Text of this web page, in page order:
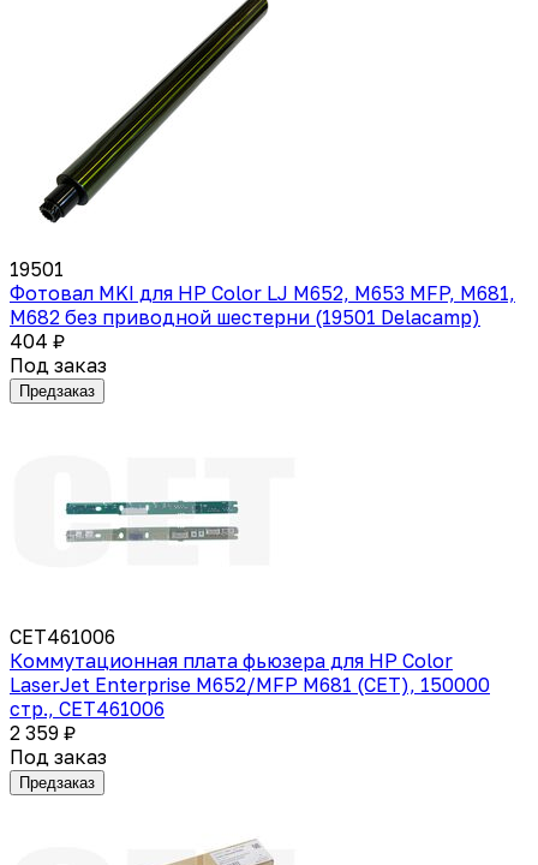
19501
Фотовал MKI для HP Color LJ M652, M653 MFP, M681,
M682 без приводной шестерни (19501 Delacamp)
404 ₽
Под заказ
Предзаказ
CET461006
Коммутационная плата фьюзера для HP Color
LaserJet Enterprise M652/MFP M681 (CET), 150000
стр., CET461006
2 359 ₽
Под заказ
Предзаказ